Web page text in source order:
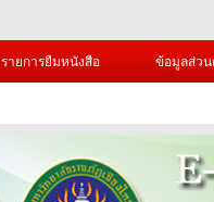
รายการยืมหนังสือ ข้อมูลส่ว